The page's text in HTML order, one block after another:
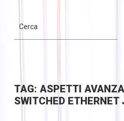
TAG: ASPETTI
SWITCHED ETHERNET